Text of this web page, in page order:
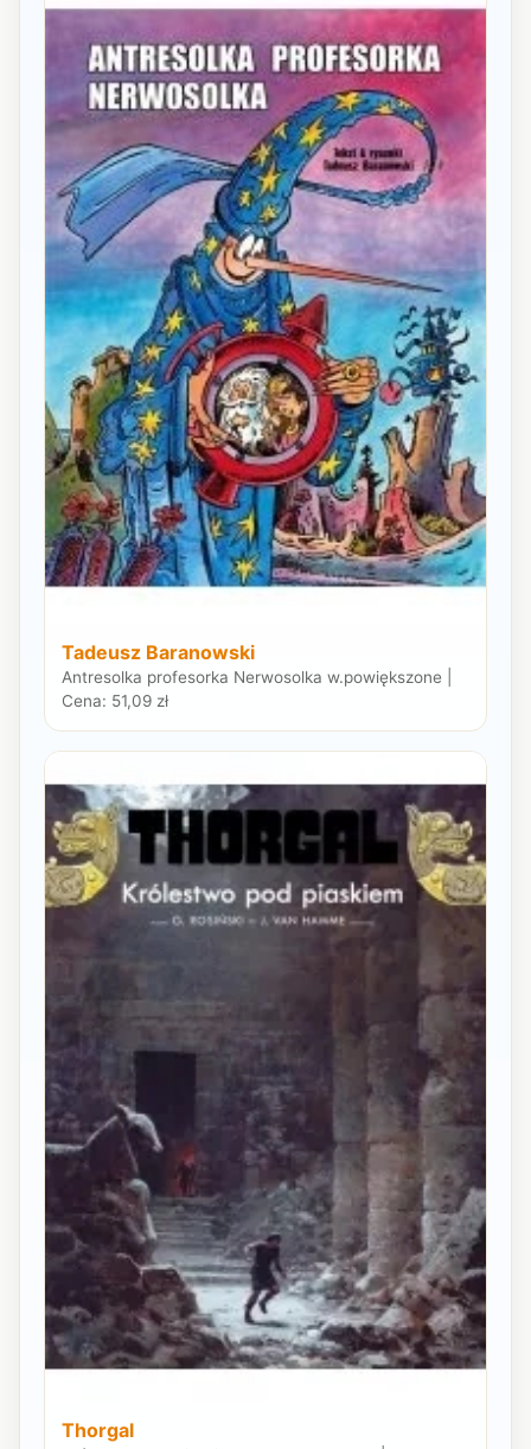
Tadeusz Baranowski
Antresolka profesorka Nerwosolka w.powiększone |
Cena: 51,09 zł
Thorgal